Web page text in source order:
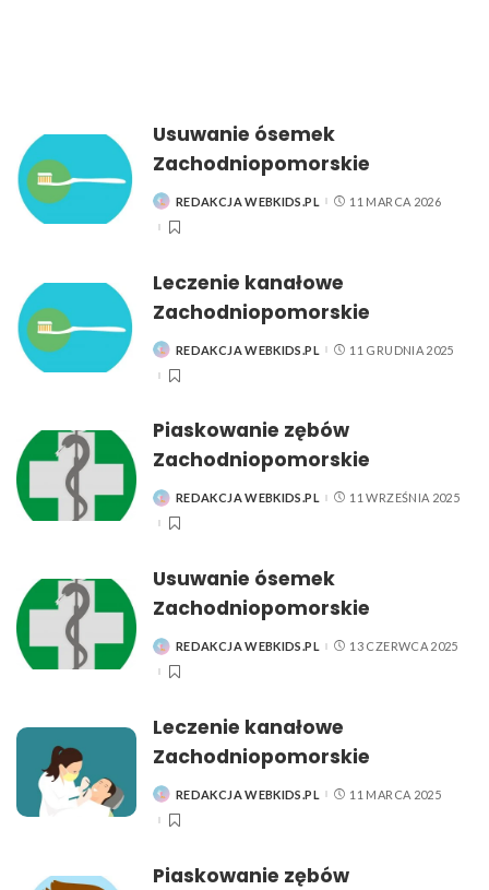
Usuwanie ósemek
Zachodniopomorskie
POSTED
REDAKCJA WEBKIDS.PL 11 MARCA 2026
Leczenie kanałowe
Zachodniopomorskie
POSTED
REDAKCJA WEBKIDS.PL 11 GRUDNIA 2025
Piaskowanie zębów
Zachodniopomorskie
POSTED
REDAKCJA WEBKIDS.PL 11 WRZEŚNIA 2025
Usuwanie ósemek
Zachodniopomorskie
POSTED
REDAKCJA WEBKIDS.PL 13 CZERWCA 2025
Leczenie kanałowe
Zachodniopomorskie
POSTED
REDAKCJA WEBKIDS.PL 11 MARCA 2025
Piaskowanie zębów